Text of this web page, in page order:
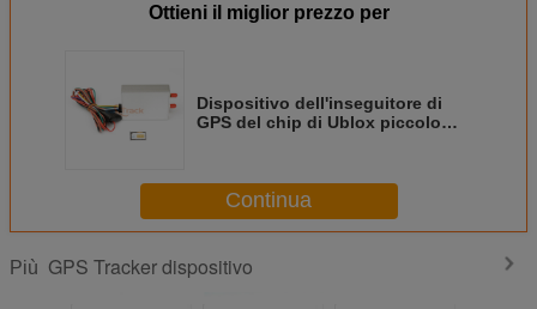
Ottieni il miglior prezzo per
Dispositivo dell'inseguitore di
GPS del chip di Ublox piccolo
Continua
Più GPS Tracker dispositivo